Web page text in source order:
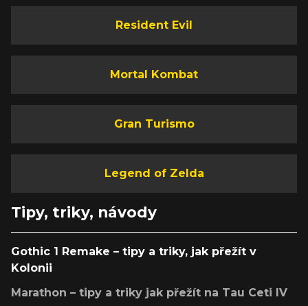
Resident Evil
Mortal Kombat
Gran Turismo
Legend of Zelda
Tipy, triky, návody
Gothic 1 Remake – tipy a triky, jak přežít v
Kolonii
Marathon – tipy a triky jak přežít na Tau Ceti IV